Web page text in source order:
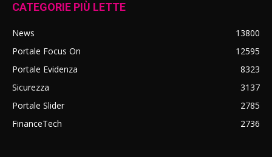
CATEGORIE PIÙ LETTE
News
13800
Portale Focus On
12595
Portale Evidenza
8323
Sicurezza
3137
Portale Slider
2785
FinanceTech
2736